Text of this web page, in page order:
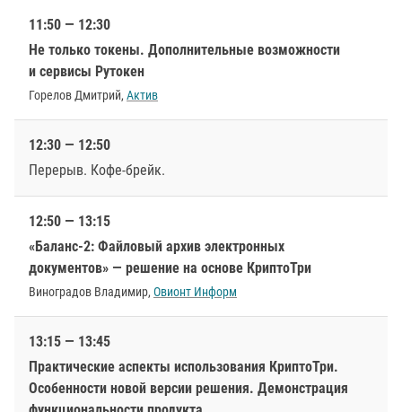
11:50 — 12:30
Не только токены. Дополнительные возможности
и сервисы Рутокен
Горелов Дмитрий, Актив
12:30 — 12:50
Перерыв. Кофе-брейк.
12:50 — 13:15
«Баланс-2: Файловый архив электронных
документов» — решение на основе КриптоТри
Виноградов Владимир, Овионт Информ
13:15 — 13:45
Практические аспекты использования КриптоТри.
Особенности новой версии решения. Демонстрация